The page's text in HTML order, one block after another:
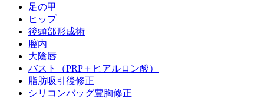
足の甲
ヒップ
後頭部形成術
膣内
大陰唇
バスト（PRP＋ヒアルロン酸）
脂肪吸引後修正
シリコンバッグ豊胸修正